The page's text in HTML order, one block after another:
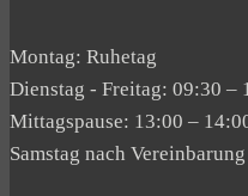
Montag: Ruhetag
Dienstag - Freitag: 09:30 –
Mittagspause: 13:00 –
Samstag nach Vereinbarung